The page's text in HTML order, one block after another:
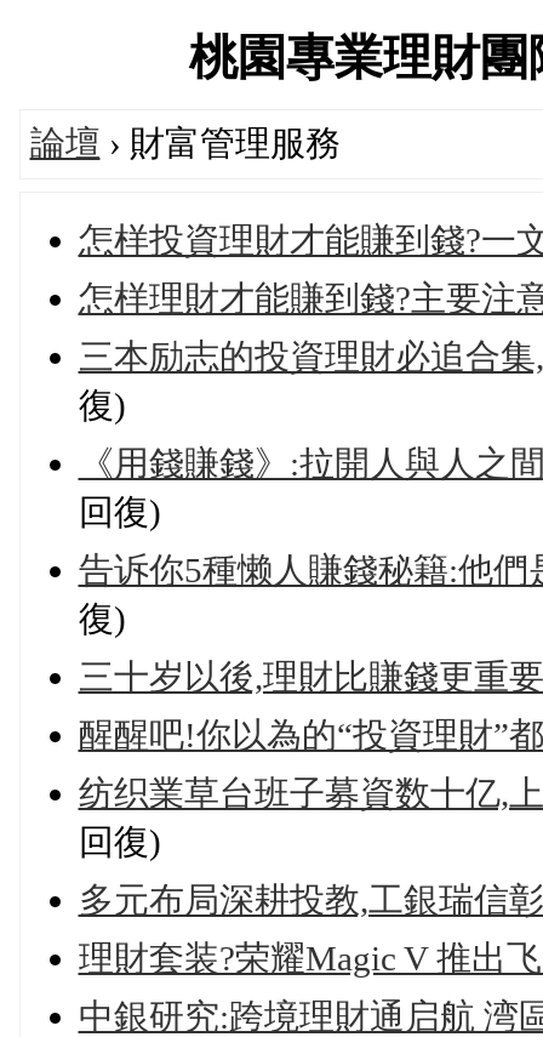
桃園專業理財
論壇 › 財富管理服務
怎样投資理財才能賺到錢?一
怎样理財才能賺到錢?主要注
三本励志的投資理財必追合
復)
《用錢賺錢》:拉開人與人之
回復)
告诉你5種懒人賺錢秘籍:他
復)
三十岁以後,理財比賺錢更重要
醒醒吧!你以為的“投資理財”
纺织業草台班子募資数十亿,
回復)
多元布局深耕投教,工銀瑞信
理財套装?荣耀Magic V 推出
中銀研究:跨境理財通启航 湾